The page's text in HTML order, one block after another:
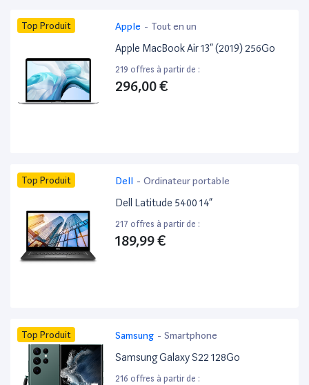
Top Produit Apple - Tout en un
Apple MacBook Air 13” (2019) 256Go
219 offres à partir de :
296,00 €
Top Produit Dell - Ordinateur portable
Dell Latitude 5400 14”
217 offres à partir de :
189,99 €
Top Produit Samsung - Smartphone
Samsung Galaxy S22 128Go
216 offres à partir de :